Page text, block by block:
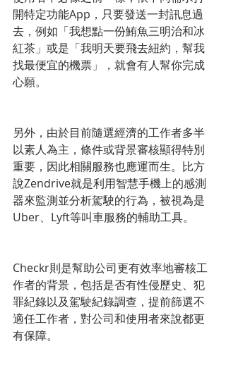
開特定功能App，只要發送一封訊息過
去，例如「我想點一份鮪魚三明治和冰
紅茶」或是「我明天要飛去紐約，幫我
找最便宜的機票」，就會有人幫你完成
心願。
另外，由於目前隨選經濟的工作者多半
以素人為主，條件或背景審核顯得特別
重要，因此相關服務也應運而生。比方
說Zendrive就是利用智慧手機上的感測
器來監測並分析駕駛的行為，被視為是
Uber、Lyft等叫車服務的輔助工具。
Checkr則是幫助公司更有效率地審核工
作者的背景，包括是否有性侵歷史、犯
罪紀錄以及駕駛紀錄調查，提前篩選不
適任工作者，對公司和使用者來說都更
有保障。